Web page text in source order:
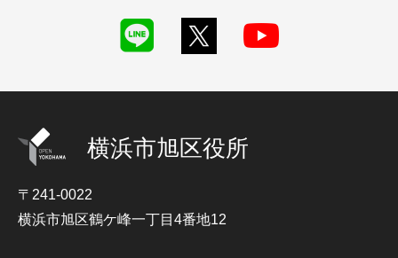
横浜市旭区役所
〒241-0022
横浜市旭区鶴ケ峰一丁目4番地12